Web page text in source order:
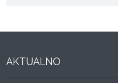
AKTUALNO